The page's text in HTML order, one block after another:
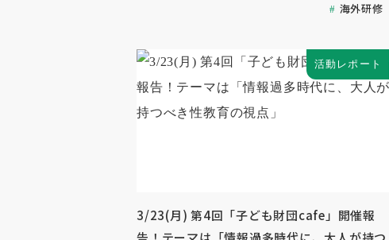
海外研修
活動レポート
3/23(月) 第4回「子ども財団cafe」開催報